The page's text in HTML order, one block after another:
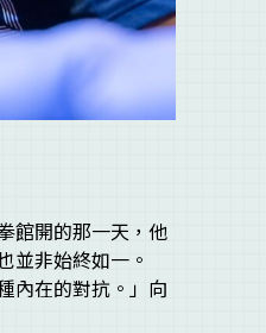
館開的那一天，他
並非始終如一。
內在的對抗。」向